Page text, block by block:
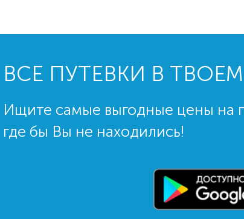
ВСЕ ПУТЕВКИ В
Ищите самые выгодные цены на
где бы Вы не находились!